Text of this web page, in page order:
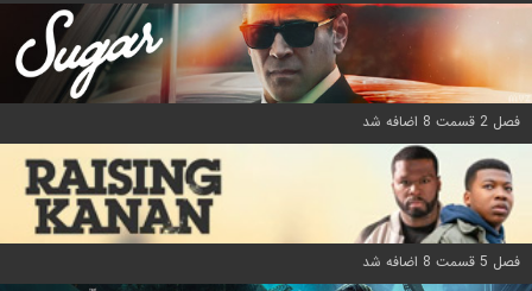
فصل 2 قسمت 8 اضافه شد
فصل 5 قسمت 8 اضافه شد